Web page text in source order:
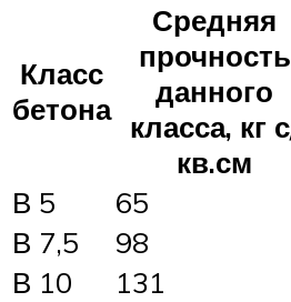
Класс
бетона
Средняя
прочность
данного
класса, кг
кв.см
В 5 65
В 7,5
98
В 10
131